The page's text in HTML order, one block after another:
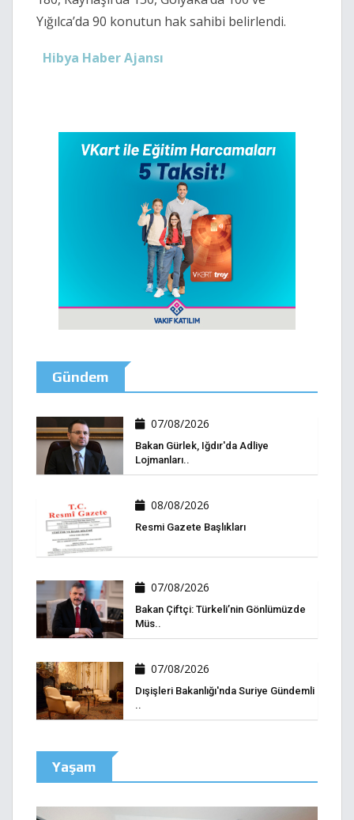
Yığılca’da 90 konutun hak sahibi belirlendi.
Hibya Haber Ajansı
Gündem
07/08/2026
Bakan Gürlek, Iğdır'da Adliye
Lojmanları..
08/08/2026
Resmi Gazete Başlıkları
07/08/2026
Bakan Çiftçi: Türkeli’nin Gönlümüzde
Müs..
07/08/2026
Dışişleri Bakanlığı'nda Suriye Gündemli
..
Yaşam